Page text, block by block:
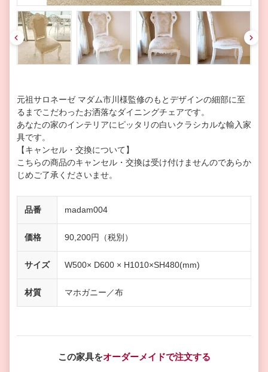
pre
v
nex
t
元祖サロネーゼ マダム市川様監修のもとデザインの細部に至
るまでこだわったお洒落なダイニングチェアです。
あなたの家のインテリアにピッタリの白いクラシカルな輸入家
具です。
【キャンセル・交換について】
こちらの商品のキャンセル・交換は受け付けませんのであらか
じめご了承くださいませ。
品番 madam004
価格 90,200円（税別）
サイズ W500× D600 × H1010×SH480(mm)
材質 マホガニー／布
この家具をオーダーメイドで注文する